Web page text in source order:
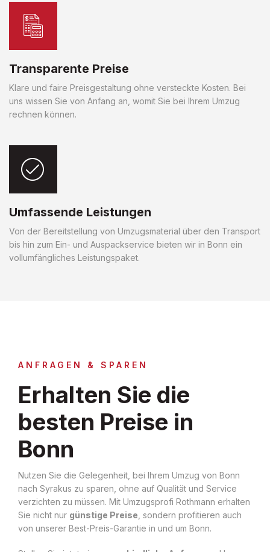
Transparente Preise
Klare und faire Preisgestaltung ohne versteckte Kosten. Bei
uns wissen Sie von Anfang an, womit Sie bei Ihrem Umzug
rechnen können.
Umfassende Leistungen
Von der Bereitstellung von Umzugsmaterial über den Transport
bis hin zum Ein- und Auspackservice bieten wir in Bonn ein
vollumfängliches Leistungspaket.
ANFRAGEN & SPAREN
Erhalten Sie die
besten Preise in
Bonn
Nutzen Sie die Gelegenheit, bei Ihrem Umzug von Bonn
nach Syrakus zu sparen, ohne auf Qualität und Service
verzichten zu müssen. Mit Umzugsprofi Rothmann erhalten
Sie nicht nur günstige Preise , sondern profitieren auch
von unserer Best-Preis-Garantie in und um Bonn.